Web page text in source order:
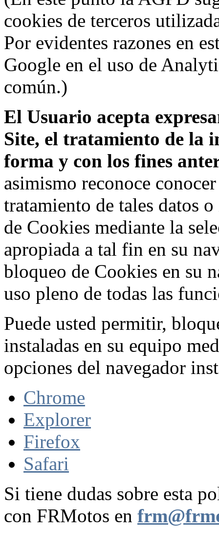
cookies de terceros
Por evidentes razones en
Google en el uso de
común.)
El Usuario acepta
Site, el tratamiento de la
forma y con los fines
asimismo reconoce
tratamiento de tales datos
de Cookies mediante la
apropiada a tal fin en su
bloqueo de Cookies en su
uso pleno de todas las
Puede usted permitir,
instaladas en su equipo
opciones del navegador
Chrome
Explorer
Firefox
Safari
Si tiene dudas sobre esta
con FRMotos en